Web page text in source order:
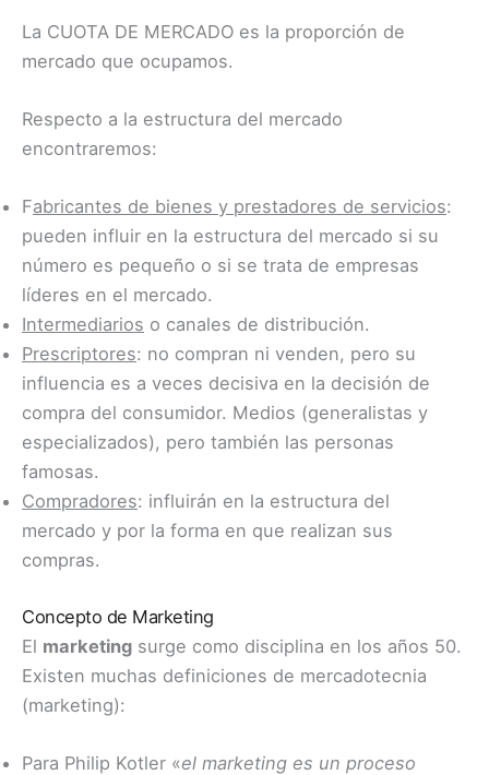
La CUOTA DE MERCADO es la proporción de
mercado que ocupamos.
Respecto a la estructura del mercado
encontraremos:
Fabricantes de bienes y prestadores de servicios:
pueden influir en la estructura del mercado si su
número es pequeño o si se trata de empresas
líderes en el mercado.
Intermediarios o canales de distribución.
Prescriptores: no compran ni venden, pero su
influencia es a veces decisiva en la decisión de
compra del consumidor. Medios (generalistas y
especializados), pero también las personas
famosas.
Compradores: influirán en la estructura del
mercado y por la forma en que realizan sus
compras.
Concepto de Marketing
El marketing surge como disciplina en los años 50.
Existen muchas definiciones de mercadotecnia
(marketing):
Para Philip Kotler «el marketing es un proceso